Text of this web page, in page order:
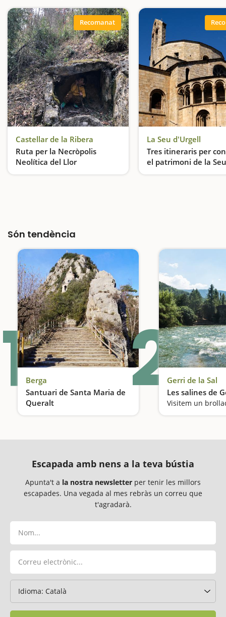
Recomanat
Castellar de la Ribera
Ruta per la Necròpolis
Neolítica del Llor
Visitem un cementiri de fa més de 5.000 anys
La Seu d'Urgell
Tres itineraris per
el patrimoni de la Seu
d'Urgell
Són tendència
1 Berga
Santuari de Santa Maria de
Queralt
Un mirador excepcional
2Gerri de la Sal
Les salines de
Escapada amb nens a la teva bústia
Apunta't a la nostra newsletter per tenir les millors
escapades. Una vegada al mes rebràs un correu que
t'agradarà.